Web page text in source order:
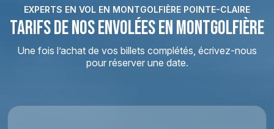
EXPERTS EN VOL EN MONTGOLFIÈRE POINTE-CLAIRE
TARIFS DE NOS ENVOLÉES EN MONTGOLFIÈRE
Une fois l’achat de vos billets complétés, écrivez-nous
pour réserver une date.